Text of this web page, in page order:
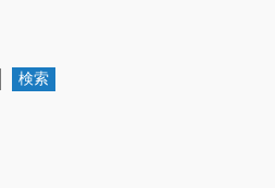
検索